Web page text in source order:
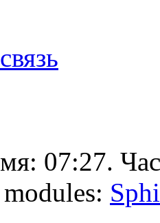
07:27.